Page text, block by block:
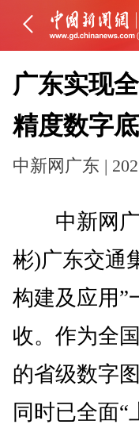
广东实现
精度数字
中新网广东 |
中新网广
彬)广东交通
构建及应用”
收。作为全
的省级数字
同时已全面“